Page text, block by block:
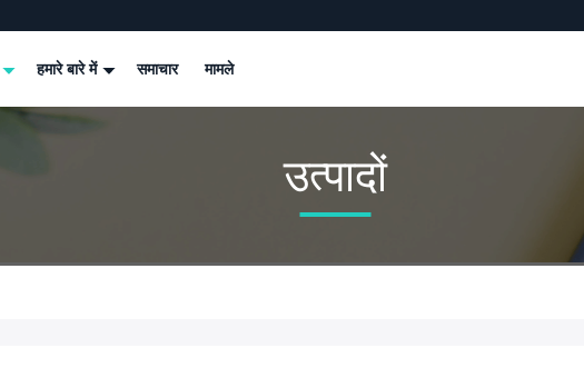
हमारे बारे में समाचार मामले
उत्पादों